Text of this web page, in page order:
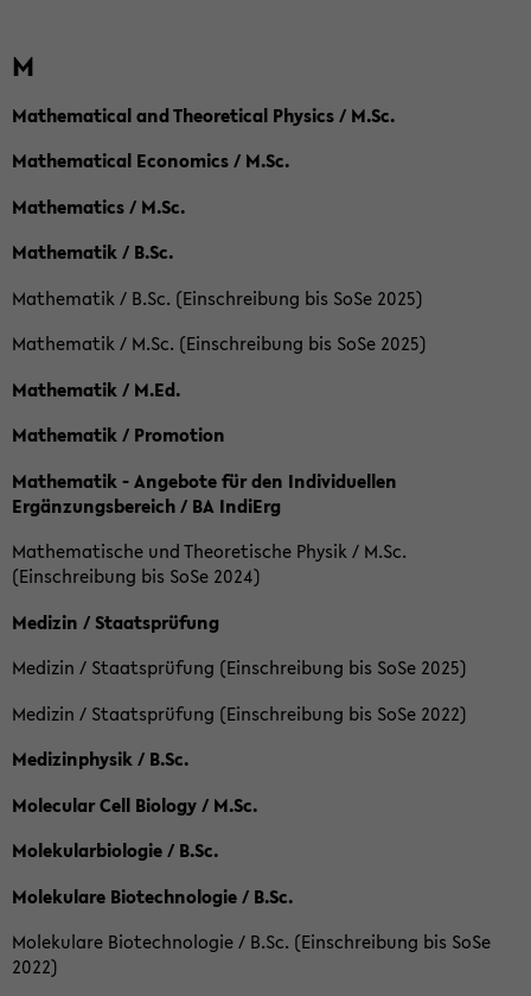
M
Mathematical and Theoretical Physics / M.Sc.
Mathematical Economics / M.Sc.
Mathematics / M.Sc.
Mathematik / B.Sc.
Mathematik / B.Sc. (Einschreibung bis SoSe 2025)
Mathematik / M.Sc. (Einschreibung bis SoSe 2025)
Mathematik / M.Ed.
Mathematik / Promotion
Mathematik - Angebote für den Individuellen
Ergänzungsbereich / BA IndiErg
Mathematische und Theoretische Physik / M.Sc.
(Einschreibung bis SoSe 2024)
Medizin / Staatsprüfung
Medizin / Staatsprüfung (Einschreibung bis SoSe 2025)
Medizin / Staatsprüfung (Einschreibung bis SoSe 2022)
Medizinphysik / B.Sc.
Molecular Cell Biology / M.Sc.
Molekularbiologie / B.Sc.
Molekulare Biotechnologie / B.Sc.
Molekulare Biotechnologie / B.Sc. (Einschreibung bis SoSe
2022)